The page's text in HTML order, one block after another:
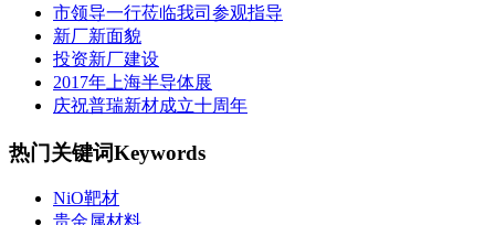
市领导一行莅临我司参观指导
新厂新面貌
投资新厂建设
2017年上海半导体展
庆祝普瑞新材成立十周年
热门关键词Keywords
NiO靶材